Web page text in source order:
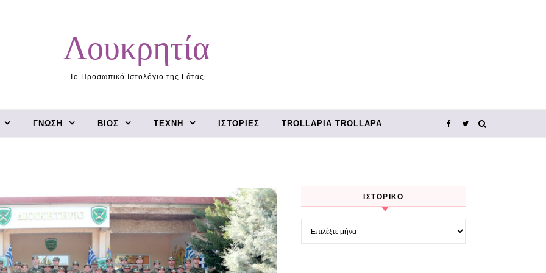
Λουκρητία
Το Προσωπικό Ιστολόγιο της Γάτας
ΓΝΏΣΗ ΒΊΟΣ ΤΈΧΝΗ ΙΣΤΟΡΊΕΣ TROLLΑΡΊΑ TROLLΑΡΆ
ΙΣΤΟΡΙΚΌ
Ιστορικό